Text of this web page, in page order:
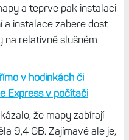
a teprve pak instalaci
a instalace zabere dost
na relativně slušném
v hodinkách či
Express v počítači
že mapy zabírají
9,4 GB. Zajímavé ale je,